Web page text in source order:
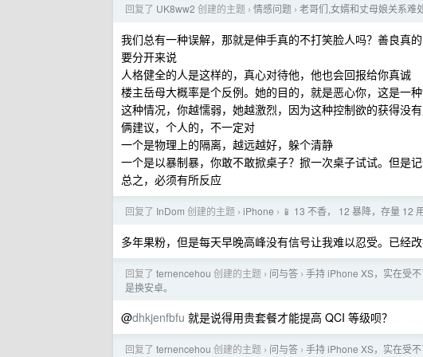
回复了 UK8ww2 创建的主题 › 情感问题 › 老哥们,女婿和丈母娘关系难
我们总有一种误解，那就是伸手真的不打笑脸人吗？善良真的
要分开来说
人格健全的人是这样的，真心对待他，他也会回报给你真诚
楼主岳母大概率是个反例。她的目的，就是恶心你，这是一
这种情况，你越懦弱，她越激烈，因为这种控制欲的获得没
俩建议，个人的，不一定对
一个是物理上的隔离，越远越好，躲个清静
一个是以暴制暴，你敢不敢掀桌子？掀一次桌子试试。但是
总之，必须有所反应
回复了 InDom 创建的主题 › iPhone › 📱 13 不香， 12 暴降，存量 12
多年果粉，但是每天早晚高峰没有信号让我难以忍受。已经
回复了 ternencehou 创建的主题 › 问与答 › 手持 iPhone XS，实在受
是换安卓。
@dhkjenfbfu 就是说得用贵套餐才能提高 QCI 等级呗？
回复了 ternencehou 创建的主题 › 问与答 › 手持 iPhone XS，实在受